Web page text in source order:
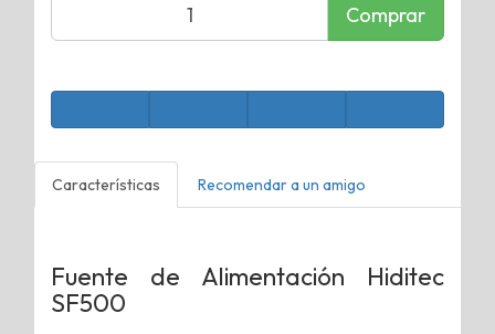
Comprar
Características Recomendar a un amigo
Fuente de Alimentación Hiditec
SF500